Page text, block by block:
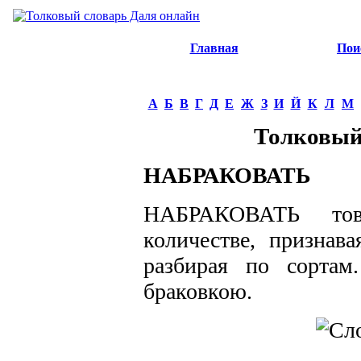
Главная
А Б В Г Д Е Ж З И Й К Л М
НАБРАКОВАТЬ
НАБРАКОВАТЬ
количестве,
разбирая по
браковкою.